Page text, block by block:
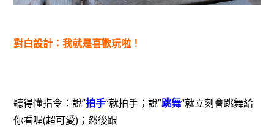
對白設計：我就是喜歡玩啦！
聽得懂指令：說”拍手“就拍手；說”跳舞“就立刻會跳舞給
你看喔(超可愛)；然後跟